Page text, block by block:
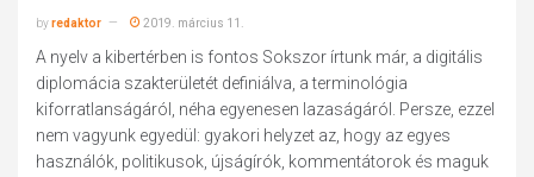
byredaktor 2019. március 11.
A nyelv a kibertérben is fontos Sokszor írtunk már, a digitális
diplomácia szakterületét definiálva, a terminológia
kiforratlanságáról, néha egyenesen lazaságáról. Persze, ezzel
nem vagyunk egyedül: gyakori helyzet az, hogy az egyes
használók, politikusok, újságírók, kommentátorok és maguk